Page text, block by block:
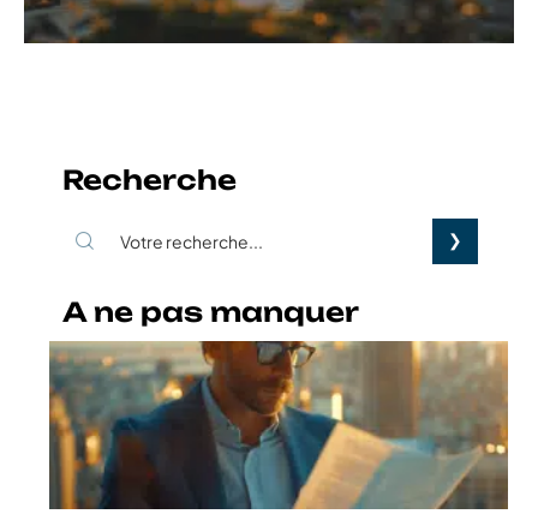
Recherche
A ne pas manquer